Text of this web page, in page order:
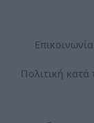
Επικοινωνία
Πολιτική κατά